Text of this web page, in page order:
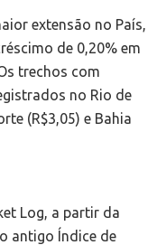
extensão no País,
de 0,20% em
trechos com
no Rio de
(R$3,05) e Bahia
Log, a partir da
antigo Índice de